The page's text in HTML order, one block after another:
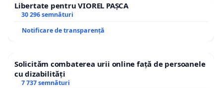
Libertate pentru VIOREL PAȘCA
30 296 semnături
Notificare de transparență
Solicităm combaterea urii online față de persoanele
cu dizabilități
7 737 semnături